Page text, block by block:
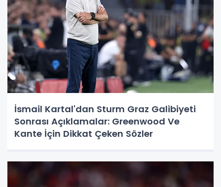
İsmail Kartal'dan Sturm Graz Galibiyeti
Sonrası Açıklamalar: Greenwood Ve
Kante İçin Dikkat Çeken Sözler